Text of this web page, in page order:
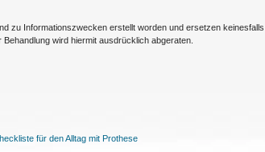
zu Informationszwecken erstellt worden und ersetzen
wird hiermit ausdrücklich abgeraten.
für den Alltag mit Prothese